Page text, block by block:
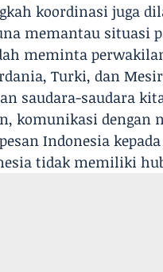
koordinasi juga
memantau situasi
meminta
Turki, dan
saudara-saudara
komunikasi dengan
Indonesia
tidak memiliki